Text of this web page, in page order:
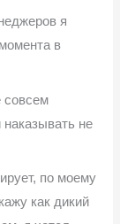
я
в
совсем
не
по моему
как дикий